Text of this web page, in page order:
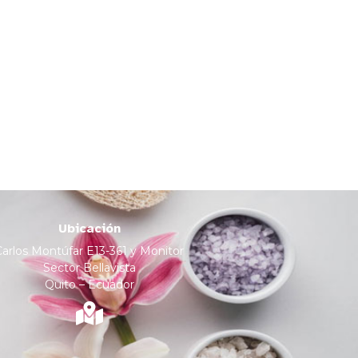
Ubicación
Montúfar E13-361 y Monitor
Sector Bellavista
Quito – Ecuador